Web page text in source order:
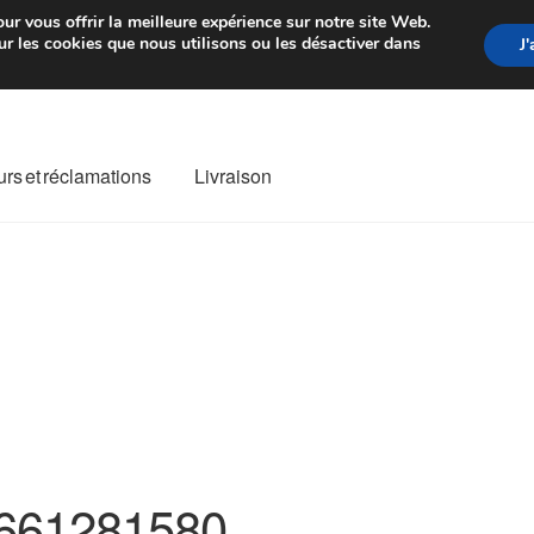
de 7 EUR Du lundi au
et réclamations Livraison
vous offrir la meilleure expérience sur notre site Web.
les cookies que nous utilisons ou les désactiver dans